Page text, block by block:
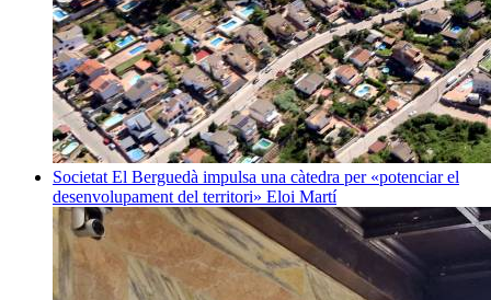
Societat El Berguedà impulsa una càtedra per «potenciar el
desenvolupament del territori» Eloi Martí